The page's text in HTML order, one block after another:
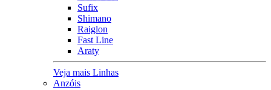
Sufix
Shimano
Raiglon
Fast Line
Araty
Veja mais Linhas
Anzóis